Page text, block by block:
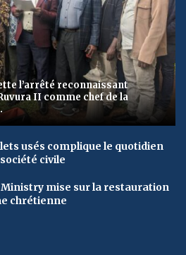
l’arrêté reconnaissant
II comme chef de la
usés complique le quotidien
civile
mise sur la restauration
chrétienne